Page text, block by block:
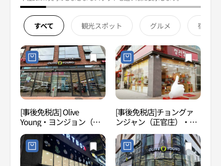
すべて 観光スポット グルメ 宿泊
[事後免税店] Olive
Young・ヨンジョン（永
宗）ハヌルドシ店(올리브
영 영종하늘도시점)
[事後免税店]チョングァ
ンジャン（正官庄）・チ
ュンサン（中山）本店(정
관장 중산본점)